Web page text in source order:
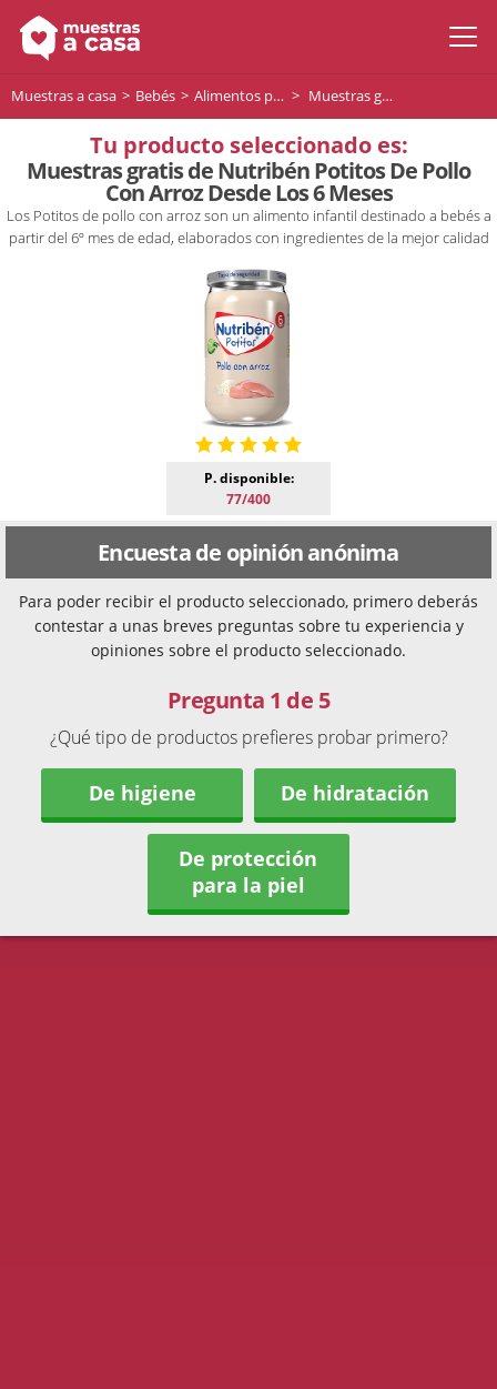
Muestras a casa Bebés Alimentos para bebés Muestras gratis de Nutribén Potitos De Pollo Con Arroz Desde Los 6 Meses
Tu producto seleccionado es:
Muestras gratis de Nutribén Potitos De Pollo
Con Arroz Desde Los 6 Meses
Los Potitos de pollo con arroz son un alimento infantil destinado a bebés a
partir del 6º mes de edad, elaborados con ingredientes de la mejor calidad
P. disponible:
77/400
Encuesta de opinión anónima
Para poder recibir el producto seleccionado, primero deberás
contestar a unas breves preguntas sobre tu experiencia y
opiniones sobre el producto seleccionado.
Pregunta 1 de 5
¿Qué tipo de productos prefieres probar primero?
De higiene De hidratación
De protección
para la piel